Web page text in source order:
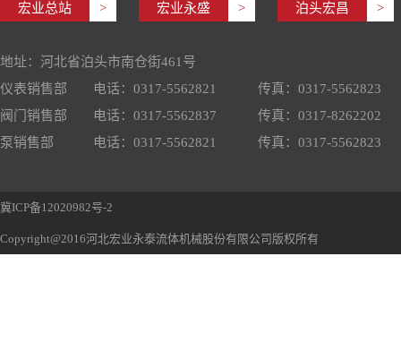
宏业总站 > 宏业永盛 > 泊头宏昌 >
地址：河北省泊头市南仓街461号
仪表销售部
电话：0317-5562821
传真：0317-5562823
阀门销售部
电话：0317-5562837
传真：0317-8262202
泵销售部
电话：0317-5562821 传真：0317-5562823
冀ICP备12020982号-2
Copyright@2016河北宏业永泰流体机械股份有限公司版权所有